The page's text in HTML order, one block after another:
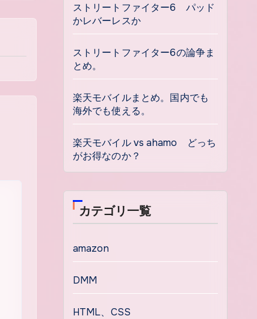
ストリートファイター6 パッド
かレバーレスか
ストリートファイター6の論争ま
とめ。
楽天モバイルまとめ。国内でも
海外でも使える。
楽天モバイル vs ahamo どっち
がお得なのか？
カテゴリ一覧
amazon
DMM
HTML、CSS